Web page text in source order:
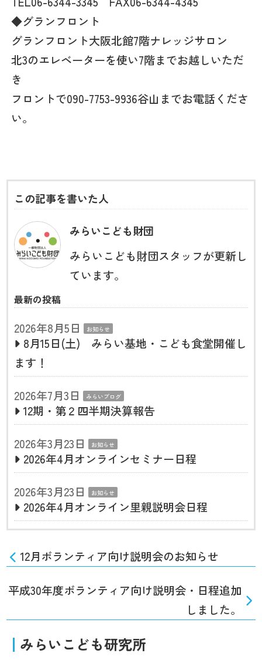
◆グランフロント
グランフロント大阪北館7階ナレッジサロン
北3のエレベーターを使い7階までお越しいただ
き
フロントで090-7753-9936谷山までお電話くださ
い。
この記事を書いた人
みらいこども財団
みらいこども財団スタッフが更新し
ています。
最新の投稿
2026年8月5日 お知らせ
8月15日(土) みらい基地・こども食堂開催し
ます！
2026年7月3日
みらいブログ
12期・第２四半期決算報告
2026年3月23日
お知らせ
2026年4月オンラインセミナー日程
2026年3月23日
お知らせ
2026年4月オンライン里親説明会日程
12月ボランティア向け説明会のお知らせ
平成30年度ボランティア向け説明会・日程追加
しました。
みらいこども研究所